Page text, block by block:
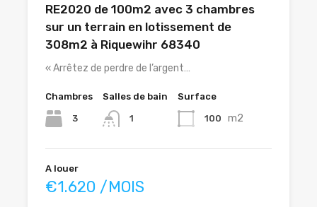
RE2020 de 100m2 avec 3 chambres
sur un terrain en lotissement de
308m2 à Riquewihr 68340
« Arrêtez de perdre de l’argent…
Chambres
3
Salles de bain
1
Surface
100 m2
A louer
€1.620 /MOIS